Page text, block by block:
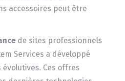
accessoires peut être
de sites professionnels
Services a développé
évolutives. Ces offres